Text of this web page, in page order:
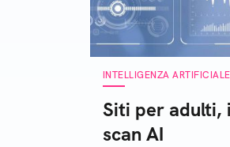
INTELLIGENZA ARTIFICIALE
Siti per adulti,
scan AI